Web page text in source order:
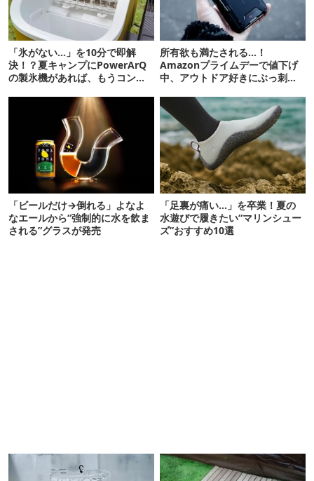
「氷がない…」を10分で即解
決！？夏キャンプにPowerArQ
の製氷機があれば、もうコンビ
所有欲も満たされる…！
Amazonプライムデーで値下げ
中、アウトドア好きにぶっ刺さ
「ビールだけ→倒れる」よなよ
なエールから“強制的に水を飲ま
される”グラスが発売
「足裏が痛い…」を卒業！夏の
水遊びで履きたい“マリンシュー
ズ”おすすめ10選